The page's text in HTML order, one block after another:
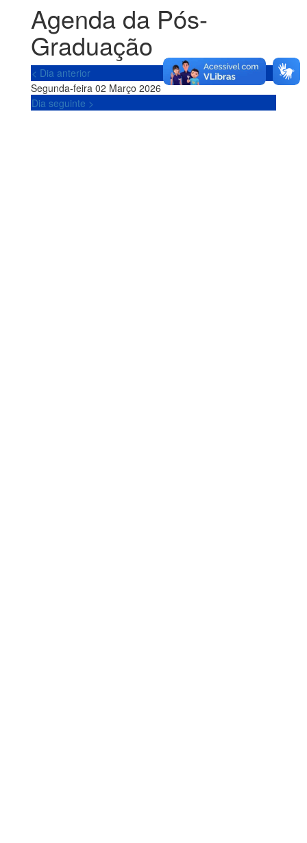
Agenda da Pós-
Graduação
< Dia anterior
Segunda-feira 02 Março 2026
Dia seguinte >